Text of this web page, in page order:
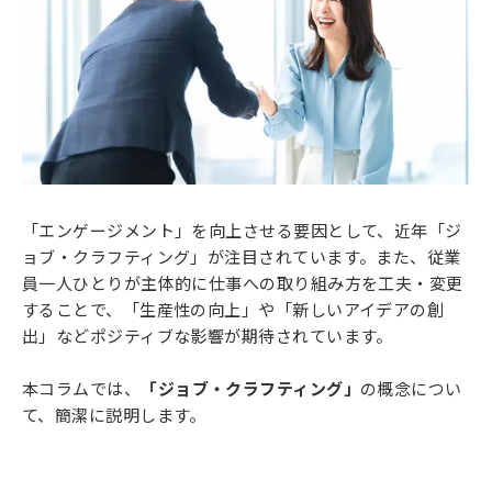
「エンゲージメント」を向上させる要因として、近年「ジ
ョブ・クラフティング」が注目されています。また、従業
員一人ひとりが主体的に仕事への取り組み方を工夫・変更
することで、「生産性の向上」や「新しいアイデアの創
出」などポジティブな影響が期待されています。
本コラムでは、 「ジョブ・クラフティング」 の概念につい
て、簡潔に説明します。